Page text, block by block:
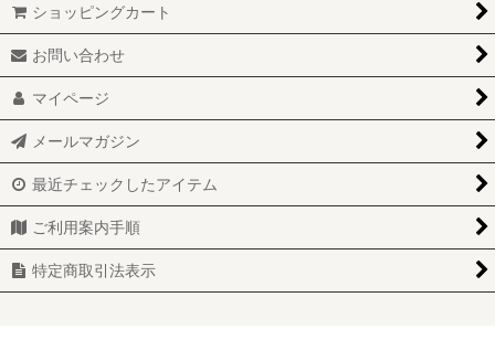
ショッピングカート
お問い合わせ
マイページ
メールマガジン
最近チェックしたアイテム
ご利用案内手順
特定商取引法表示